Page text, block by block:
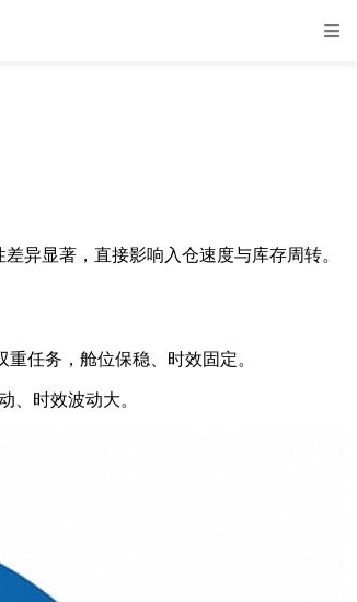
显著，直接影响入仓速度与库存周转。
任务，舱位保稳、时效固定。
时效波动大。